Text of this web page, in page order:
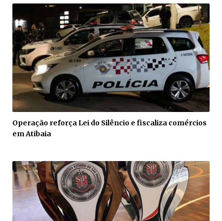
Operação reforça Lei do Silêncio e fiscaliza comércios
em Atibaia